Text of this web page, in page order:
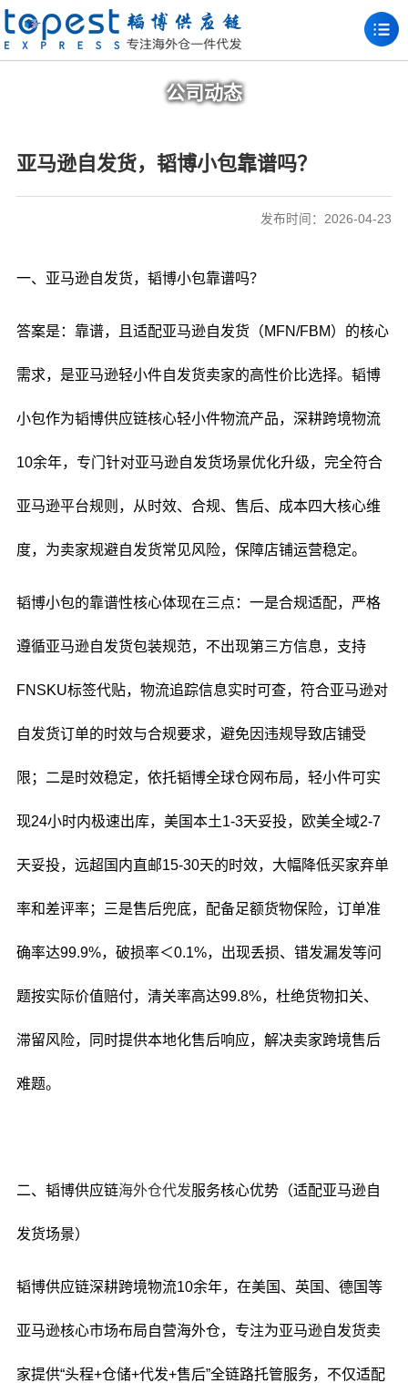
公司动态
亚马逊自发货，韬博小包靠谱吗？
发布时间：2026-04-23
一、亚马逊自发货，韬博小包靠谱吗？
答案是：靠谱，且适配亚马逊自发货（MFN/FBM）的核心
需求，是亚马逊轻小件自发货卖家的高性价比选择。韬博
小包作为韬博供应链核心轻小件物流产品，深耕跨境物流
10余年，专门针对亚马逊自发货场景优化升级，完全符合
亚马逊平台规则，从时效、合规、售后、成本四大核心维
度，为卖家规避自发货常见风险，保障店铺运营稳定。
韬博小包的靠谱性核心体现在三点：一是合规适配，严格
遵循亚马逊自发货包装规范，不出现第三方信息，支持
FNSKU标签代贴，物流追踪信息实时可查，符合亚马逊对
自发货订单的时效与合规要求，避免因违规导致店铺受
限；二是时效稳定，依托韬博全球仓网布局，轻小件可实
现24小时内极速出库，美国本土1-3天妥投，欧美全域2-7
天妥投，远超国内直邮15-30天的时效，大幅降低买家弃单
率和差评率；三是售后兜底，配备足额货物保险，订单准
确率达99.9%，破损率＜0.1%，出现丢损、错发漏发等问
题按实际价值赔付，清关率高达99.8%，杜绝货物扣关、
滞留风险，同时提供本地化售后响应，解决卖家跨境售后
难题。
二、韬博供应链海外仓代发服务核心优势（适配亚马逊自
发货场景）
韬博供应链深耕跨境物流10余年，在美国、英国、德国等
亚马逊核心市场布局自营海外仓，专注为亚马逊自发货卖
家提供“头程+仓储+代发+售后”全链路托管服务，不仅适配